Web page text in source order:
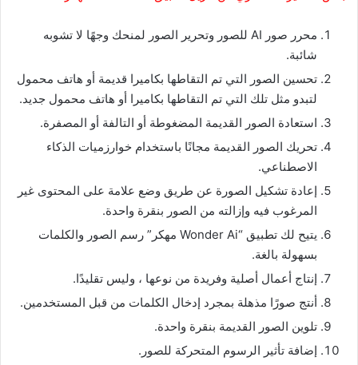
محرر صور AI للصور وتحرير الصور لمنحك وجهًا لا تشوبه
شائبة.
تحسين الصور التي تم التقاطها بكاميرا قديمة أو هاتف محمول
لتبدو مثل تلك التي تم التقاطها بكاميرا أو هاتف محمول جديد.
استعادة الصور القديمة المضغوطة أو التالفة أو المصفرة.
تحريك الصور القديمة مجانًا باستخدام خوارزميات الذكاء
الاصطناعي.
إعادة تشكيل الصورة عن طريق وضع علامة على المحتوى غير
المرغوب فيه وإزالته من الصور بنقرة واحدة.
يتيح لك تطبيق “Wonder Ai مهكر” رسم الصور والكلمات
بسهولة بالغة.
إنتاج أعمال أصلية وفريدة من نوعها ، وليس تقليدًا.
أنتج صورًا مذهلة بمجرد إدخال الكلمات من قبل المستخدمين.
تلوين الصور القديمة بنقرة واحدة.
إضافة تأثير الرسوم المتحركة للصور.